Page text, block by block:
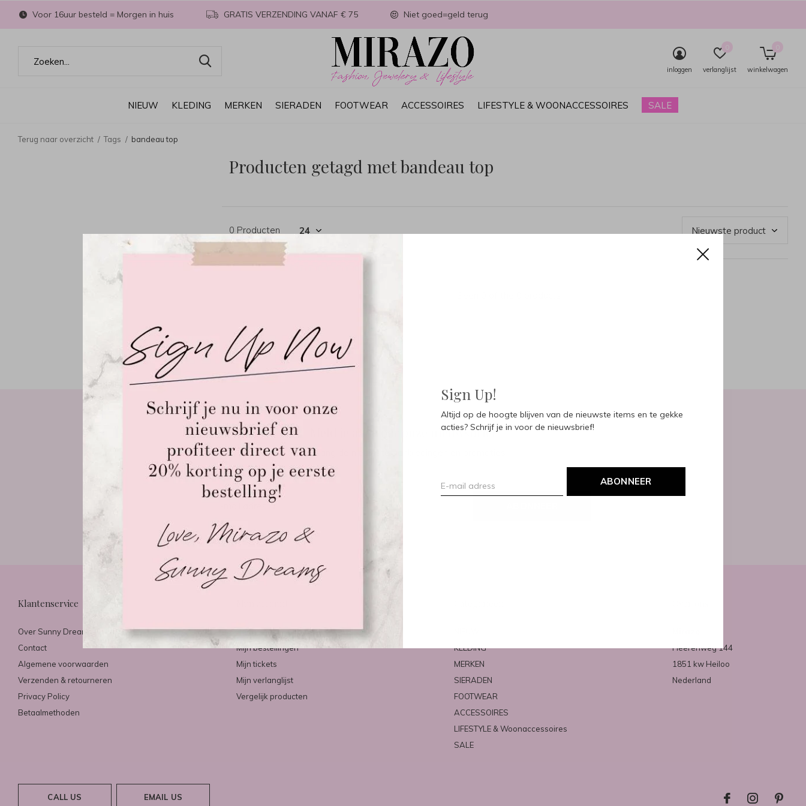
Sign Up!
Altijd op de hoogte blijven van de nieuwste items en te gekke
acties? Schrijf je in voor de nieuwsbrief!
ABONNEER
NIEUW KLEDING MERKEN SIERADEN FOOTWEAR ACCESSOIRES LIFESTYLE & WOONACCESSOIRES SALE
inloggen verlanglijst
0
winkelwagen
0
Voor 16uur besteld = Morgen in huis GRATIS VERZENDING VANAF € 75 Niet goed=geld terug
Terug naar overzicht Tags bandeau top
Producten getagd met bandeau top
0 Producten
Meld je aan voor onze nieuwsbrief
Ontvang de nieuwste aanbiedingen en promoties
Klantenservice
Over Sunny Dreams & Mirazo
Contact
Algemene voorwaarden
Verzenden & retourneren
Privacy Policy
Betaalmethoden
Registreren
Mijn bestellingen
Mijn tickets
Mijn verlanglijst
Vergelijk producten
KLEDING
MERKEN
SIERADEN
FOOTWEAR
ACCESSOIRES
LIFESTYLE & Woonaccessoires
SALE
Heerenweg 144
1851 kw Heiloo
Nederland
CALL US EMAIL US